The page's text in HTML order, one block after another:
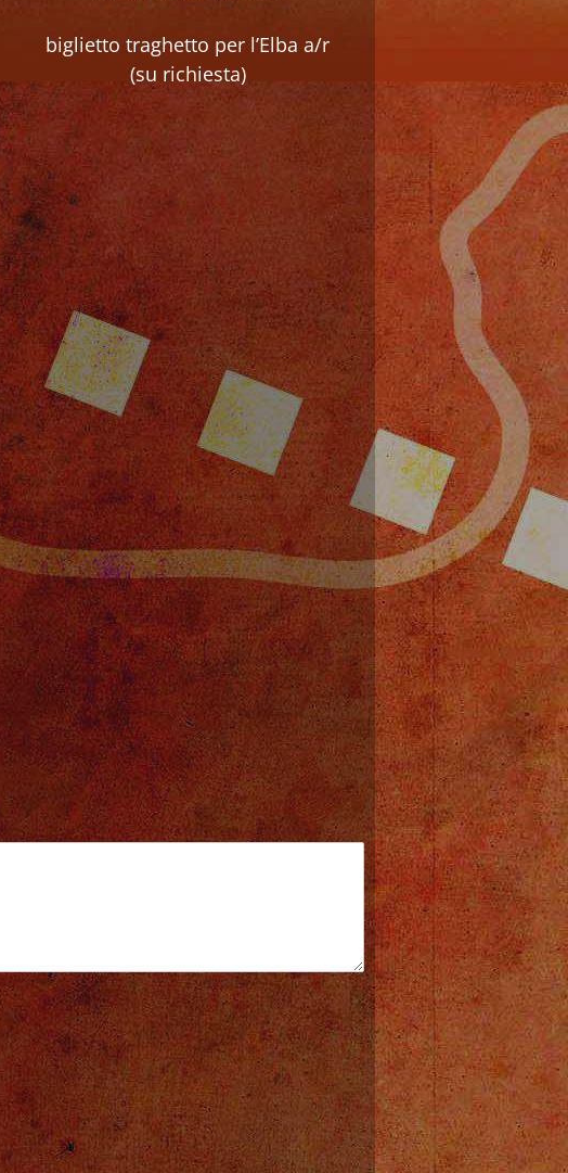
biglietto traghetto per l’Elba a/r
(su richiesta)